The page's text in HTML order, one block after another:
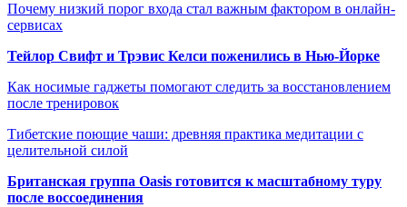
Почему низкий порог входа стал важным фактором в онлайн-
сервисах
Тейлор Свифт и Трэвис Келси поженились в Нью-Йорке
Как носимые гаджеты помогают следить за восстановлением
после тренировок
Тибетские поющие чаши: древняя практика медитации с
целительной силой
Британская группа Oasis готовится к масштабному туру
после воссоединения